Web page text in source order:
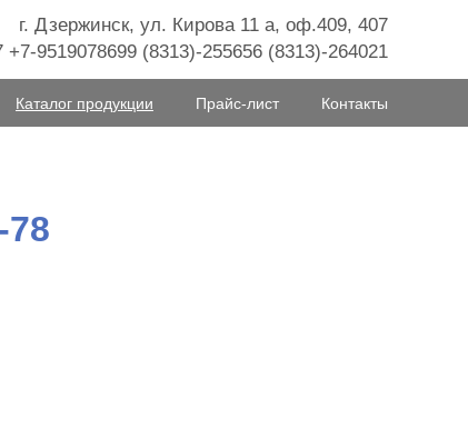
г. Дзержинск, ул. Кирова 11 а, оф.409, 407
+7-9519078699 (8313)-255656 (8313)-264021
Каталог продукции Прайс-лист Контакты